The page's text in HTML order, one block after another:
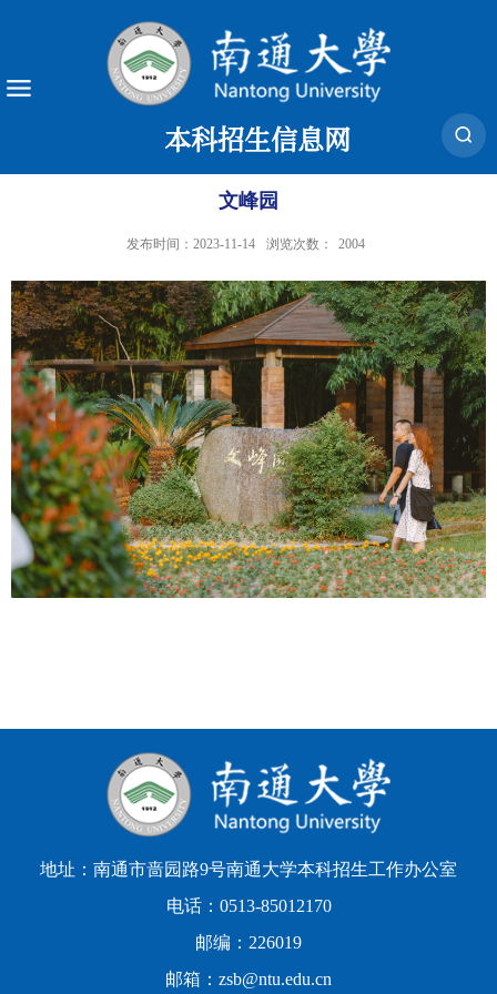
本科招生信息网
文峰园
发布时间：2023-11-14 浏览次数： 2004
地址：南通市啬园路9号南通大学本科招生工作办公室
电话：0513-85012170
邮编：226019
邮箱：zsb@ntu.edu.cn